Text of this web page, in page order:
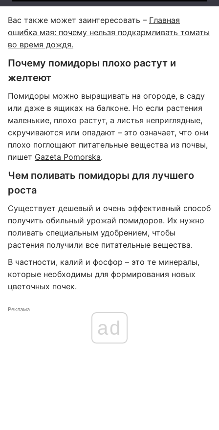
Вас также может заинтересовать – Главная
ошибка мая: почему нельзя подкармливать томаты
во время дождя.
Почему помидоры плохо растут и
желтеют
Помидоры можно выращивать на огороде, в саду
или даже в ящиках на балконе. Но если растения
маленькие, плохо растут, а листья неприглядные,
скручиваются или опадают – это означает, что они
плохо поглощают питательные вещества из почвы,
пишет Gazeta Pomorska.
Чем поливать помидоры для лучшего
роста
Существует дешевый и очень эффективный способ
получить обильный урожай помидоров. Их нужно
поливать специальным удобрением, чтобы
растения получили все питательные вещества.
В частности, калий и фосфор – это те минералы,
которые необходимы для формирования новых
цветочных почек.
Реклама
ad